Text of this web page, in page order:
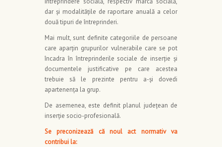
dar și modalitățile de raportare anuală a celor
două tipuri de întreprinderi.
Mai mult, sunt definite categoriile de persoane
care aparțin grupurilor vulnerabile care se pot
încadra în întreprinderile sociale de inserție și
documentele justificative pe care acestea
trebuie să le prezinte pentru a-și dovedi
apartenența la grup.
De asemenea, este definit planul județean de
inserție socio-profesională.
Se preconizează că noul act normativ va
contribui la: